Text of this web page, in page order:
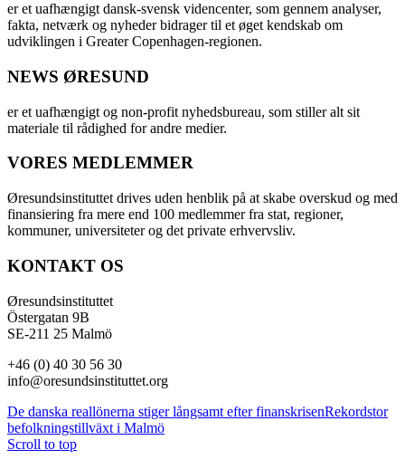
er et uafhængigt dansk-svensk videncenter, som gennem analyser,
fakta, netværk og nyheder bidrager til et øget kendskab om
udviklingen i Greater Copenhagen-regionen.
NEWS ØRESUND
er et uafhængigt og non-profit nyhedsbureau, som stiller alt sit
materiale til rådighed for andre medier.
VORES MEDLEMMER
Øresundsinstituttet drives uden henblik på at skabe overskud og med
finansiering fra mere end 100 medlemmer fra stat, regioner,
kommuner, universiteter og det private erhvervsliv.
KONTAKT OS
Øresundsinstituttet
Östergatan 9B
SE-211 25 Malmö
+46 (0) 40 30 56 30
info@oresundsinstituttet.org
De danska reallönerna stiger långsamt efter finanskrisenRekordstor
befolkningstillväxt i Malmö
Scroll to top